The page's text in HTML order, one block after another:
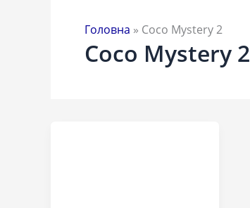
Головна » Coco Mystery 2
Coco Mystery 2